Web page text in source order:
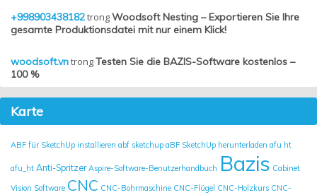
+998903438182trongWoodsoft Nesting – Exportieren Sie Ihre
gesamte Produktionsdatei mit nur einem Klick!
woodsoft.vntrongTesten Sie die BAZIS-Software kostenlos –
100 %
Karte
ABF für SketchUp installieren abf sketchup aBF SketchUp herunterladen afu ht
afu_ht Anti-Spritzer Aspire-Software-Benutzerhandbuch Bazis Cabinet
Vision Software CNC CNC-Bohrmaschine CNC-Flügel CNC-Holzkurs CNC-